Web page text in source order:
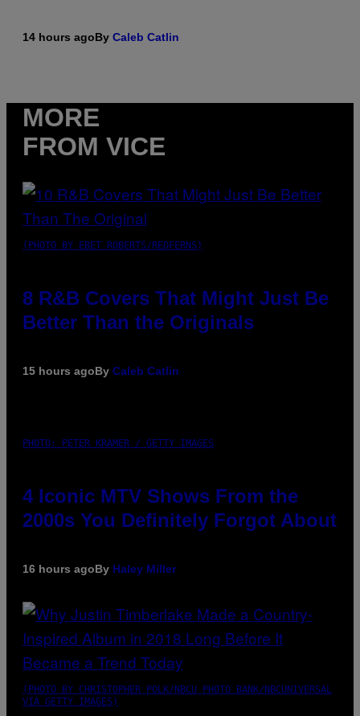
14 hours agoBy Caleb Catlin
MORE
FROM VICE
(PHOTO BY EBET ROBERTS/REDFERNS)
8 R&B Covers That Might Just Be
Better Than the Originals
15 hours agoBy Caleb Catlin
PHOTO: PETER KRAMER / GETTY IMAGES
4 Iconic MTV Shows From the
2000s You Definitely Forgot About
16 hours agoBy Haley Miller
(PHOTO BY CHRISTOPHER POLK/NBCU PHOTO BANK/NBCUNIVERSAL
VIA GETTY IMAGES)